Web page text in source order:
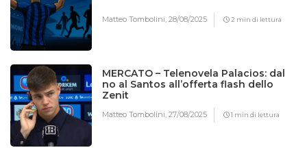
Matteo Tombolini,28/08/2025 2 min di lettura
MERCATO – Telenovela Palacios: dal
no al Santos all’offerta flash dello
Zenit
Matteo Tombolini,27/08/2025 1 min di lettura